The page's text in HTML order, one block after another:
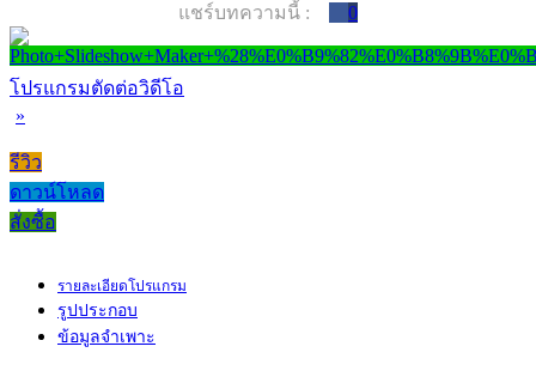
แชร์บทความนี้ : 0
โปรแกรมตัดต่อวิดีโอ
»
รีวิว
ดาวน์โหลด
สั่งซื้อ
รายละเอียดโปรแกรม
รูปประกอบ
ข้อมูลจำเพาะ